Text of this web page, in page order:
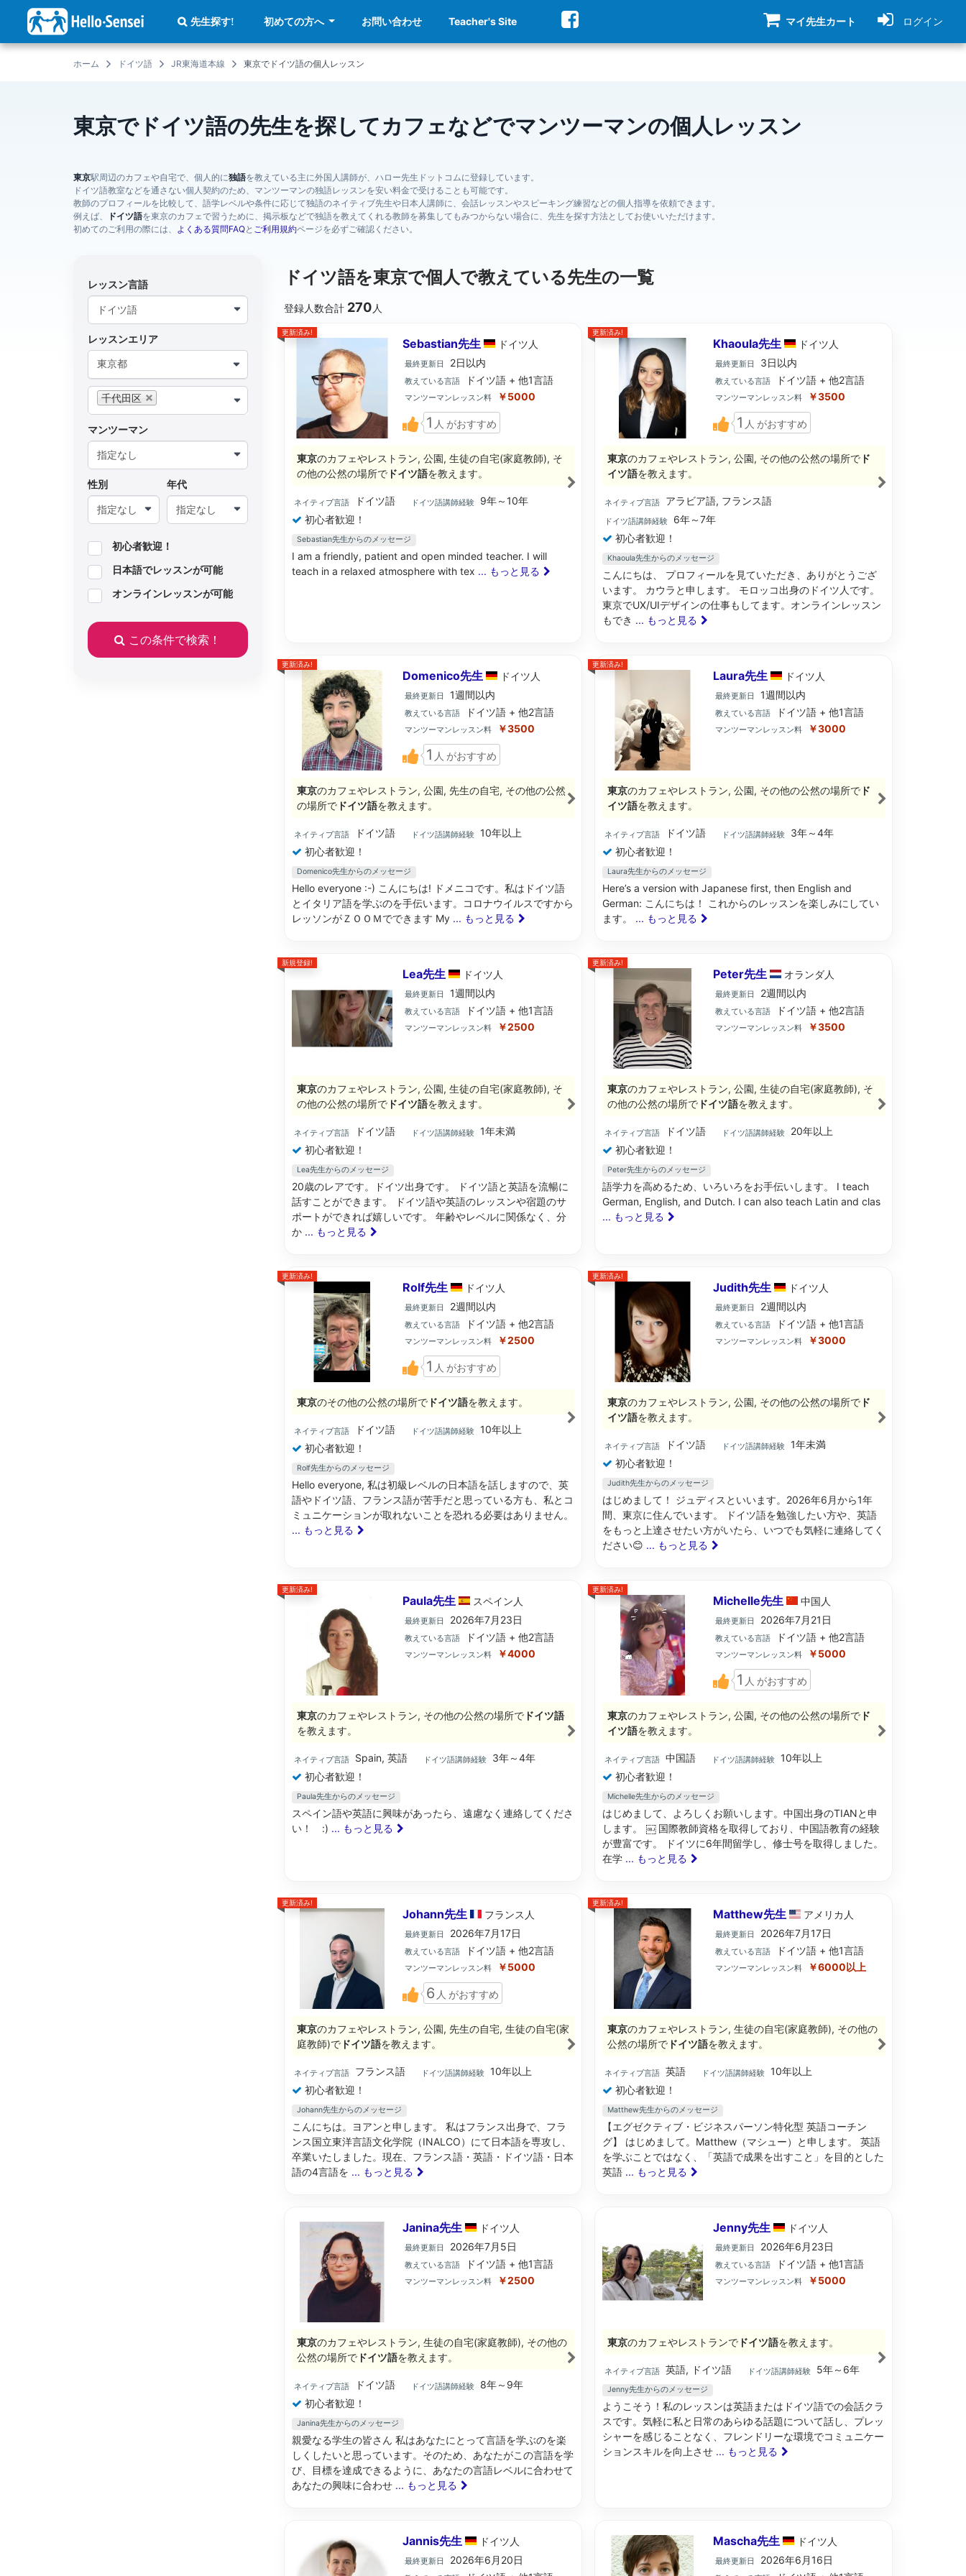
ン
先生探す! 初めての方へ お問い合わせ Teacher's Site マイ先生カート ログイン
ホーム ドイツ語 JR東海道本線 東京でドイツ語の個人レッスン
東京でドイツ語の先生を探してカフェなどでマンツーマンの個人レッスン
東京駅周辺のカフェや自宅で、個人的に独語を教えている主に外国人講師が、ハロー先生ドットコムに登録しています。
ドイツ語教室などを通さない個人契約のため、マンツーマンの独語レッスンを安い料金で受けることも可能です。
教師のプロフィールを比較して、語学レベルや条件に応じて独語のネイティブ先生や日本人講師に、会話レッスンやスピーキング練習などの個人指導を依頼できます。
例えば、
ドイツ語を東京のカフェで習うために、掲示板などで独語を教えてくれる教師を募集してもみつからない場合に、先生を探す方法としてお使いいただけます。
初めてのご利用の際には、 よくある質問FAQと ご利用規約ページを必ずご確認ください。
レッスン言語
レッスンエリア
東京都
千代田区
マンツーマン
性別 年代
初心者歓迎！
日本語でレッスンが可能
オンラインレッスンが可能
この条件で検索！
ドイツ語を東京で個人で教えている先生の一覧
登録人数合計 270 人
更新済み!
Sebastian先生 ドイツ 人
最終更新日 2日以内
教えている言語 ドイツ語 + 他1言語
マンツーマンレッスン料 ￥5000
1 人 がおすすめ
東京のカフェやレストラン, 公園, 生徒の自宅(家庭教師), そ
の他の公然の場所でドイツ語を教えます。
ネイティブ言語 ドイツ語 ドイツ語講師経験
9年～10年
初心者歓迎！
Sebastian先生からのメッセージ
I am a friendly, patient and open minded teacher. I will
teach in a relaxed atmosphere with tex ... もっと見る
更新済み!
Khaoula先生 ドイツ 人
最終更新日 3日以内
教えている言語 ドイツ語 + 他2言語
マンツーマンレッスン料 ￥3500
1 人 がおすすめ
東京のカフェやレストラン, 公園, その他の公然の場所でド
イツ語を教えます。
ネイティブ言語 アラビア語, フランス語
ドイツ語講師経験
6年～7年
初心者歓迎！
Khaoula先生からのメッセージ
こんにちは、 プロフィールを見ていただき、ありがとうござ
います。 カウラと申します。 モロッコ出身のドイツ人です。
東京でUX/UIデザインの仕事もしてます。オンラインレッスン
もでき ... もっと見る
更新済み!
Domenico先生 ドイツ 人
最終更新日 1週間以内
教えている言語 ドイツ語 + 他2言語
マンツーマンレッスン料 ￥3500
1 人 がおすすめ
東京のカフェやレストラン, 公園, 先生の自宅, その他の公然
の場所でドイツ語を教えます。
ネイティブ言語 ドイツ語 ドイツ語講師経験
10年以上
初心者歓迎！
Domenico先生からのメッセージ
Hello everyone :-) こんにちは! ドメニコです。私はドイツ語
とイタリア語を学ぶのを手伝います。コロナウイルスですから
レッソンがＺＯＯＭでできます My ... もっと見る
更新済み!
Laura先生 ドイツ 人
最終更新日 1週間以内
教えている言語 ドイツ語 + 他1言語
マンツーマンレッスン料 ￥3000
東京のカフェやレストラン, 公園, その他の公然の場所でド
イツ語を教えます。
ネイティブ言語 ドイツ語 ドイツ語講師経験
3年～4年
初心者歓迎！
Laura先生からのメッセージ
Here’s a version with Japanese first, then English and
German: こんにちは！ これからのレッスンを楽しみにしてい
ます。 ... もっと見る
新規登録!
Lea先生 ドイツ 人
最終更新日 1週間以内
教えている言語 ドイツ語 + 他1言語
マンツーマンレッスン料 ￥2500
東京のカフェやレストラン, 公園, 生徒の自宅(家庭教師), そ
の他の公然の場所でドイツ語を教えます。
ネイティブ言語 ドイツ語 ドイツ語講師経験
1年未満
初心者歓迎！
Lea先生からのメッセージ
20歳のレアです。ドイツ出身です。 ドイツ語と英語を流暢に
話すことができます。 ドイツ語や英語のレッスンや宿題のサ
ポートができれば嬉しいです。 年齢やレベルに関係なく、分
か ... もっと見る
更新済み!
Peter先生 オランダ人
最終更新日 2週間以内
教えている言語 ドイツ語 + 他2言語
マンツーマンレッスン料 ￥3500
東京のカフェやレストラン, 公園, 生徒の自宅(家庭教師), そ
の他の公然の場所でドイツ語を教えます。
ネイティブ言語 ドイツ語 ドイツ語講師経験
20年以上
初心者歓迎！
Peter先生からのメッセージ
語学力を高めるため、いろいろをお手伝いします。 I teach
German, English, and Dutch. I can also teach Latin and clas
... もっと見る
更新済み!
Rolf先生 ドイツ 人
最終更新日 2週間以内
教えている言語 ドイツ語 + 他2言語
マンツーマンレッスン料 ￥2500
1 人 がおすすめ
東京のその他の公然の場所でドイツ語を教えます。
ネイティブ言語 ドイツ語 ドイツ語講師経験
10年以上
初心者歓迎！
Rolf先生からのメッセージ
Hello everyone, 私は初級レベルの日本語を話しますので、英
語やドイツ語、フランス語が苦手だと思っている方も、私とコ
ミュニケーションが取れないことを恐れる必要はありません。
... もっと見る
更新済み!
Judith先生 ドイツ 人
最終更新日 2週間以内
教えている言語 ドイツ語 + 他1言語
マンツーマンレッスン料 ￥3000
東京のカフェやレストラン, 公園, その他の公然の場所でド
イツ語を教えます。
ネイティブ言語 ドイツ語 ドイツ語講師経験
1年未満
初心者歓迎！
Judith先生からのメッセージ
はじめまして！ ジュディスといいます。2026年6月から1年
間、東京に住んでいます。 ドイツ語を勉強したい方や、英語
をもっと上達させたい方がいたら、いつでも気軽に連絡してく
ださい😊 ... もっと見る
更新済み!
Paula先生 スペイン 人
最終更新日 2026年7月23日
教えている言語 ドイツ語 + 他2言語
マンツーマンレッスン料 ￥4000
東京のカフェやレストラン, その他の公然の場所でドイツ語
を教えます。
ネイティブ言語 Spain, 英語 ドイツ語講師経験
3年～4年
初心者歓迎！
Paula先生からのメッセージ
スペイン語や英語に興味があったら、遠慮なく連絡してくださ
い！ :) ... もっと見る
更新済み!
Michelle先生 中国 人
最終更新日 2026年7月21日
教えている言語 ドイツ語 + 他2言語
マンツーマンレッスン料 ￥5000
1 人 がおすすめ
東京のカフェやレストラン, 公園, その他の公然の場所でド
イツ語を教えます。
ネイティブ言語 中国語 ドイツ語講師経験
10年以上
初心者歓迎！
Michelle先生からのメッセージ
はじめまして、よろしくお願いします。中国出身のTIANと申
します。 ￼ 国際教師資格を取得しており、中国語教育の経験
が豊富です。 ドイツに6年間留学し、修士号を取得しました。
在学 ... もっと見る
更新済み!
Johann先生 フランス 人
最終更新日 2026年7月17日
教えている言語 ドイツ語 + 他2言語
マンツーマンレッスン料 ￥5000
6 人 がおすすめ
東京のカフェやレストラン, 公園, 先生の自宅, 生徒の自宅(家
庭教師)でドイツ語を教えます。
ネイティブ言語 フランス語 ドイツ語講師経験
10年以上
初心者歓迎！
Johann先生からのメッセージ
こんにちは。ヨアンと申します。 私はフランス出身で、フラ
ンス国立東洋言語文化学院（INALCO）にて日本語を専攻し、
卒業いたしました。現在、フランス語・英語・ドイツ語・日本
語の4言語を ... もっと見る
更新済み!
Matthew先生 アメリカ 人
最終更新日 2026年7月17日
教えている言語 ドイツ語 + 他1言語
マンツーマンレッスン料 ￥6000以上
東京のカフェやレストラン, 生徒の自宅(家庭教師), その他の
公然の場所でドイツ語を教えます。
ネイティブ言語 英語 ドイツ語講師経験
10年以上
初心者歓迎！
Matthew先生からのメッセージ
【エグゼクティブ・ビジネスパーソン特化型 英語コーチン
グ】 はじめまして。Matthew（マシュー）と申します。 英語
を学ぶことではなく、「英語で成果を出すこと」を目的とした
英語 ... もっと見る
Janina先生 ドイツ 人
最終更新日 2026年7月5日
教えている言語 ドイツ語 + 他1言語
マンツーマンレッスン料 ￥2500
東京のカフェやレストラン, 生徒の自宅(家庭教師), その他の
公然の場所でドイツ語を教えます。
ネイティブ言語 ドイツ語 ドイツ語講師経験
8年～9年
初心者歓迎！
Janina先生からのメッセージ
親愛なる学生の皆さん 私はあなたにとって言語を学ぶのを楽
しくしたいと思っています。そのため、あなたがこの言語を学
び、目標を達成できるように、あなたの言語レベルに合わせて
あなたの興味に合わせ ... もっと見る
Jenny先生 ドイツ 人
最終更新日 2026年6月23日
教えている言語 ドイツ語 + 他1言語
マンツーマンレッスン料 ￥5000
東京のカフェやレストランでドイツ語を教えます。
ネイティブ言語 英語, ドイツ語 ドイツ語講師経験 5年～6年
Jenny先生からのメッセージ
ようこそう！私のレッスンは英語またはドイツ語での会話クラ
スです。気軽に私と日常のあらゆる話題について話し、プレッ
シャーを感じることなく、フレンドリーな環境でコミュニケー
ションスキルを向上させ ... もっと見る
Jannis先生 ドイツ 人
最終更新日 2026年6月20日
Mascha先生 ドイツ 人
最終更新日 2026年6月16日